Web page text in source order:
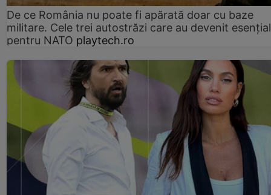
De ce România nu poate fi apărată doar cu baze
militare. Cele trei autostrăzi care au devenit
pentru NATO playtech.ro